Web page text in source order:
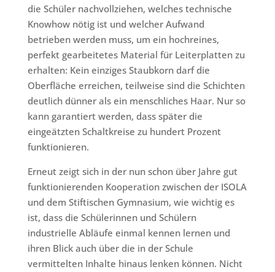
die Schüler nachvollziehen, welches technische
Knowhow nötig ist und welcher Aufwand
betrieben werden muss, um ein hochreines,
perfekt gearbeitetes Material für Leiterplatten zu
erhalten: Kein einziges Staubkorn darf die
Oberfläche erreichen, teilweise sind die Schichten
deutlich dünner als ein menschliches Haar. Nur so
kann garantiert werden, dass später die
eingeätzten Schaltkreise zu hundert Prozent
funktionieren.
Erneut zeigt sich in der nun schon über Jahre gut
funktionierenden Kooperation zwischen der ISOLA
und dem Stiftischen Gymnasium, wie wichtig es
ist, dass die Schülerinnen und Schülern
industrielle Abläufe einmal kennen lernen und
ihren Blick auch über die in der Schule
vermittelten Inhalte hinaus lenken können. Nicht